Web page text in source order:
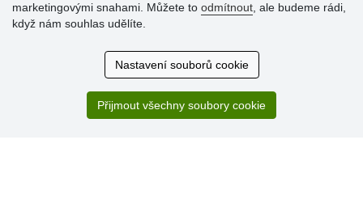
29.7.2026
Super obchod, kvalitní zboží za slušné ceny. Vřele
marketingovými snahami. Můžete to odmítnout , ale budeme rádi,
když nám souhlas udělíte.
Nastavení souborů cookie
Přijmout všechny soubory cookie